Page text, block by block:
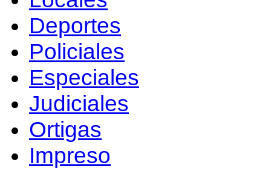
Deportes
Policiales
Especiales
Judiciales
Ortigas
Impreso